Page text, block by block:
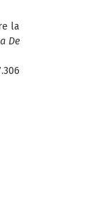
la
De